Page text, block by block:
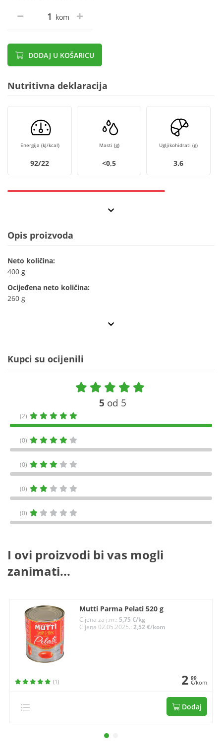
kom
DODAJ U KOŠARICU
Nutritivna deklaracija
Energija (kJ/kcal)
92/22
Masti (g)
<0,5
Ugljikohidrati (g)
3.6
Opis proizvoda
Neto količina:
400 g
Ocijeđena neto količina:
260 g
Kupci su ocijenili
5 od 5
(2)
(0)
(0)
(0)
(0)
I ovi proizvodi bi vas mogli
zanimati...
Mutti Parma Pelati 520 g
Cijena za j.m.:5,75 €/kg
Cijena 02.05.2025.:2,52 €/kom
(1) 2 99
€/kom
Dodaj